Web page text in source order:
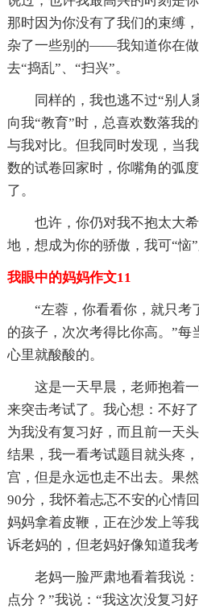
那时因为你没有了我们的束缚
杂了一些别的——我知道你在
去“捣乱”、“扫兴”。
同样的，我也逃不过“别人
向我“教育”时，总喜欢数落我
与我对比。但我同时发现，当
数的试卷回家时，你嘴角的弧
了。
也许，你仍对我不抱太大希
地，想成为你的骄傲，我可“恼
我眼中的妈妈作文11
“左蓉，你看看你，就只考
的孩子，次次考得比你高。”每
心里就酸酸的。
这是一天早晨，老师抱着一
来突击考试了。我心想：不好
为我没有复习好，而且前一天
结果，我一看考试题目就头疼
宫，但是永远也走不出去。果
90分，我怀着忐忑不安的心情
妈妈拿着皮鞭，正在沙发上等
诉老妈的，但老妈好像知道我考
老妈一脸严肃地看着我说：
点分？”我说：“我这次没复习